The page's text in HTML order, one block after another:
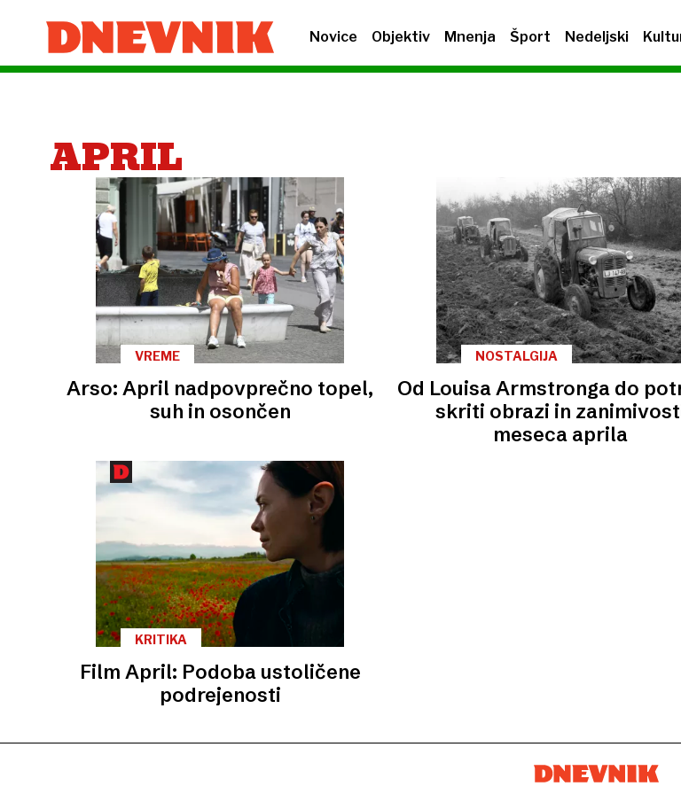
Novice Objektiv Mnenja Šport Nedeljski
APRIL
VREME
Arso: April nadpovprečno topel,
suh in osončen
NOSTALGIJA
Od Louisa Armstronga do
skriti obrazi in
meseca aprila
KRITIKA
Film April: Podoba ustoličene
podrejenosti